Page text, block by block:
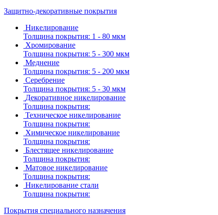
Защитно-декоративные покрытия
Никелирование
Толщина покрытия: 1 - 80 мкм
Хромирование
Толщина покрытия: 5 - 300 мкм
Меднение
Толщина покрытия: 5 - 200 мкм
Серебрение
Толщина покрытия: 5 - 30 мкм
Декоративное никелирование
Толщина покрытия:
Техническое никелирование
Толщина покрытия:
Химическое никелирование
Толщина покрытия:
Блестящее никелирование
Толщина покрытия:
Матовое никелирование
Толщина покрытия:
Никелирование стали
Толщина покрытия:
Покрытия специального назначения